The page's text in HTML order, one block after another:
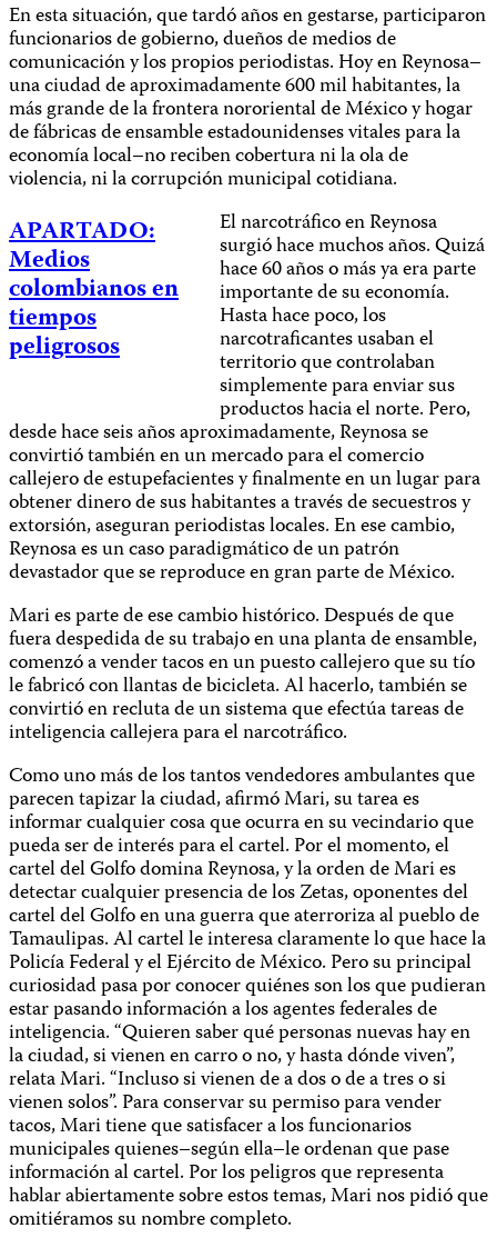
En esta situación, que tardó años en gestarse, participaron
funcionarios de gobierno, dueños de medios de
comunicación y los propios periodistas. Hoy en Reynosa–
una ciudad de aproximadamente 600 mil habitantes, la
más grande de la frontera nororiental de México y hogar
de fábricas de ensamble estadounidenses vitales para la
economía local–no reciben cobertura ni la ola de
violencia, ni la corrupción municipal cotidiana.
APARTADO:
Medios
colombianos en
tiempos
peligrosos
El narcotráfico en Reynosa
surgió hace muchos años. Quizá
hace 60 años o más ya era parte
importante de su economía.
Hasta hace poco, los
narcotraficantes usaban el
territorio que controlaban
simplemente para enviar sus
productos hacia el norte. Pero,
desde hace seis años aproximadamente, Reynosa se
convirtió también en un mercado para el comercio
callejero de estupefacientes y finalmente en un lugar para
obtener dinero de sus habitantes a través de secuestros y
extorsión, aseguran periodistas locales. En ese cambio,
Reynosa es un caso paradigmático de un patrón
devastador que se reproduce en gran parte de México.
Mari es parte de ese cambio histórico. Después de que
fuera despedida de su trabajo en una planta de ensamble,
comenzó a vender tacos en un puesto callejero que su tío
le fabricó con llantas de bicicleta. Al hacerlo, también se
convirtió en recluta de un sistema que efectúa tareas de
inteligencia callejera para el narcotráfico.
Como uno más de los tantos vendedores ambulantes que
parecen tapizar la ciudad, afirmó Mari, su tarea es
informar cualquier cosa que ocurra en su vecindario que
pueda ser de interés para el cartel. Por el momento, el
cartel del Golfo domina Reynosa, y la orden de Mari es
detectar cualquier presencia de los Zetas, oponentes del
cartel del Golfo en una guerra que aterroriza al pueblo de
Tamaulipas. Al cartel le interesa claramente lo que hace la
Policía Federal y el Ejército de México. Pero su principal
curiosidad pasa por conocer quiénes son los que pudieran
estar pasando información a los agentes federales de
inteligencia. “Quieren saber qué personas nuevas hay en
la ciudad, si vienen en carro o no, y hasta dónde viven”,
relata Mari. “Incluso si vienen de a dos o de a tres o si
vienen solos”. Para conservar su permiso para vender
tacos, Mari tiene que satisfacer a los funcionarios
municipales quienes–según ella–le ordenan que pase
información al cartel. Por los peligros que representa
hablar abiertamente sobre estos temas, Mari nos pidió que
omitiéramos su nombre completo.